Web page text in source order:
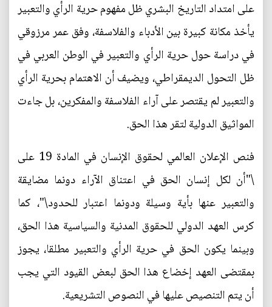
على امتداد التاريخ البشري ظل مفهوم حرية الرأي والتعبير
يأخذ مكانة كبيرة بين الأدباء والفلاسفة، وفق عمر مرزوقي
في دراسة حول حرية الرأي والتعبير في الوطن العربي في
ظل التحول الديمقراطي، ويضيف أن الاهتمام بحرية الرأي
والتعبير لم يقتصر على آراء الفلاسفة والمفكرين، بل جاءت
المواثيق الدولية لتقر هذا الحق.
فنص الإعلان العالمي لحقوق الإنسان في المادة 19 على
\"أن لكل إنسان الحق في اعتناق الآراء دونما مضايقة
والتعبير عنها بأية وسيلة ودونما اعتبار للحدود\"، كما
كرس العهد الدولي للحقوق المدنية والسياسية هذا الحق،
وبينما يكون الحق في حرية الرأي والتعبير مطلقا، يجوز
بمقتضى العهد إخضاع هذا الحق لبعض القيود التي يجب
أن يتم التنصيص عليها في النصوص التشريعية.